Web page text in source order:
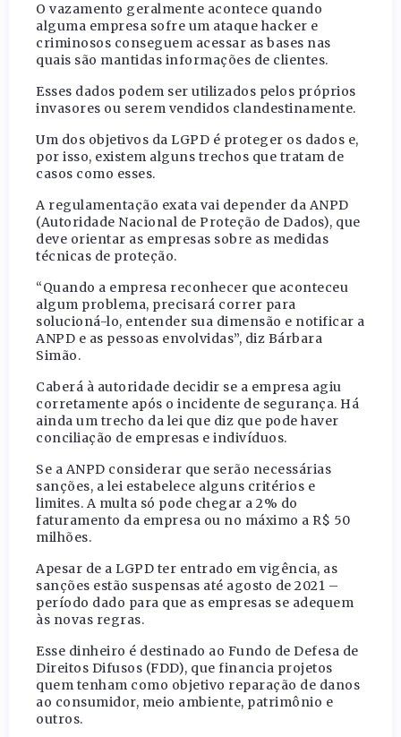
O vazamento geralmente acontece quando
alguma empresa sofre um ataque hacker e
criminosos conseguem acessar as bases nas
quais são mantidas informações de clientes.
Esses dados podem ser utilizados pelos próprios
invasores ou serem vendidos clandestinamente.
Um dos objetivos da LGPD é proteger os dados e,
por isso, existem alguns trechos que tratam de
casos como esses.
A regulamentação exata vai depender da ANPD
(Autoridade Nacional de Proteção de Dados), que
deve orientar as empresas sobre as medidas
técnicas de proteção.
“Quando a empresa reconhecer que aconteceu
algum problema, precisará correr para
solucioná-lo, entender sua dimensão e notificar a
ANPD e as pessoas envolvidas”, diz Bárbara
Simão.
Caberá à autoridade decidir se a empresa agiu
corretamente após o incidente de segurança. Há
ainda um trecho da lei que diz que pode haver
conciliação de empresas e indivíduos.
Se a ANPD considerar que serão necessárias
sanções, a lei estabelece alguns critérios e
limites. A multa só pode chegar a 2% do
faturamento da empresa ou no máximo a R$ 50
milhões.
Apesar de a LGPD ter entrado em vigência, as
sanções estão suspensas até agosto de 2021 –
período dado para que as empresas se adequem
às novas regras.
Esse dinheiro é destinado ao Fundo de Defesa de
Direitos Difusos (FDD), que financia projetos
quem tenham como objetivo reparação de danos
ao consumidor, meio ambiente, patrimônio e
outros.